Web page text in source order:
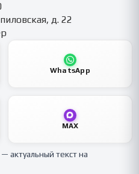
д. 22
WhatsApp
MAX
— актуальный текст на